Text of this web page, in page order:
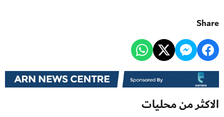
Share
الاكثر من محليات